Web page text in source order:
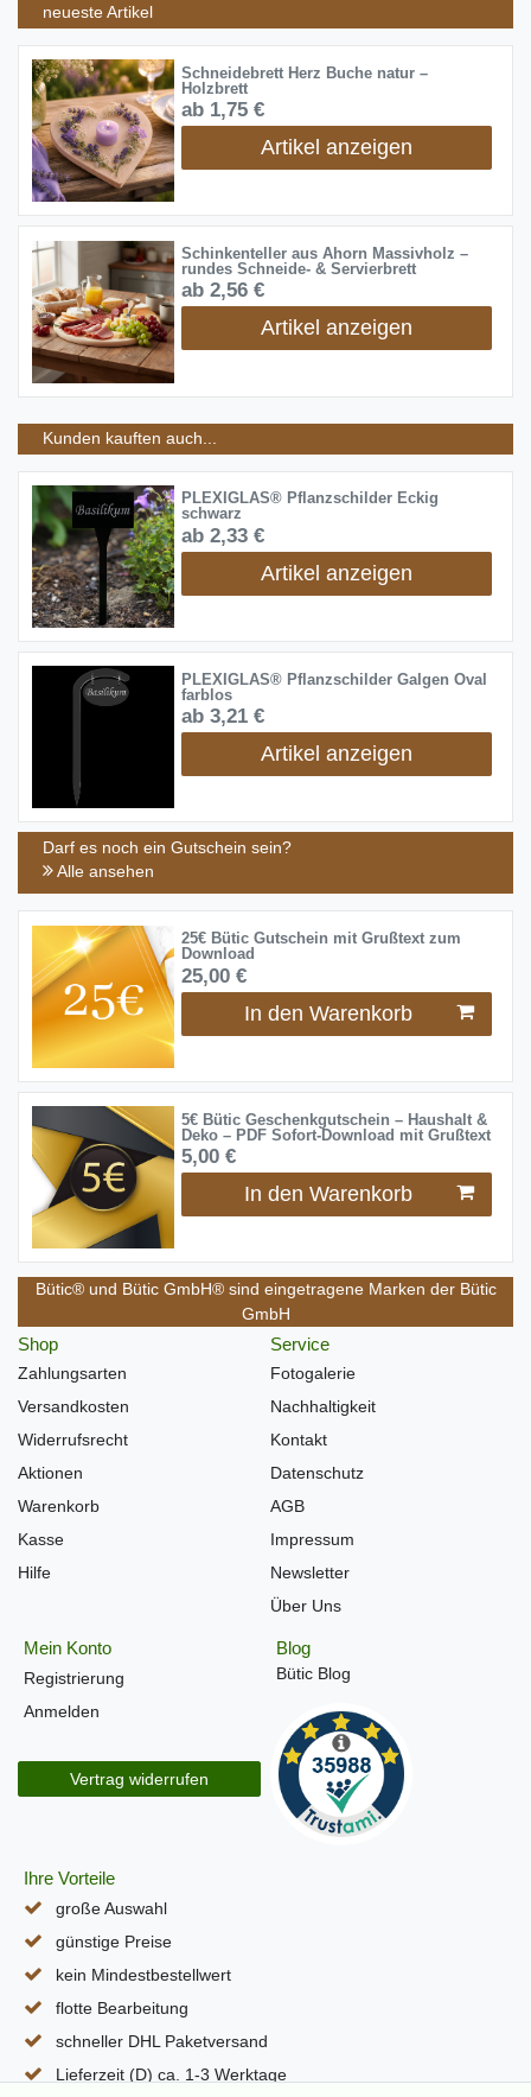
neueste Artikel
Schneidebrett Herz Buche natur –
Holzbrett
ab 1,75 €
Artikel anzeigen
Schinkenteller aus Ahorn Massivholz –
rundes Schneide- & Servierbrett
ab 2,56 €
Artikel anzeigen
Kunden kauften auch...
PLEXIGLAS® Pflanzschilder Eckig
schwarz
ab 2,33 €
Artikel anzeigen
PLEXIGLAS® Pflanzschilder Galgen Oval
farblos
ab 3,21 €
Artikel anzeigen
Darf es noch ein Gutschein sein?
Alle ansehen
25€ Bütic Gutschein mit Grußtext zum
Download
25,00 €
In den Warenkorb
5€ Bütic Geschenkgutschein – Haushalt &
Deko – PDF Sofort-Download mit Grußtext
5,00 €
In den Warenkorb
Bütic® und Bütic GmbH® sind eingetragene Marken der Bütic
GmbH
Shop
Zahlungsarten
Versandkosten
Widerrufsrecht
Aktionen
Warenkorb
Kasse
Hilfe
Service
Fotogalerie
Nachhaltigkeit
Kontakt
Datenschutz
AGB
Impressum
Newsletter
Über Uns
Mein Konto
Registrierung
Anmelden
Vertrag widerrufen
Blog
Bütic Blog
Ihre Vorteile
große Auswahl
günstige Preise
kein Mindestbestellwert
flotte Bearbeitung
schneller DHL Paketversand
Lieferzeit (D) ca. 1-3 Werktage